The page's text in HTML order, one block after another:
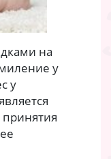
на
у
у
принятия